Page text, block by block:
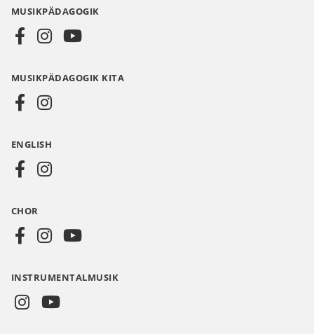
Social
Media
DE
MUSIKPÄDAGOGIK
MUSIKPÄDAGOGIK KITA
ENGLISH
CHOR
INSTRUMENTALMUSIK